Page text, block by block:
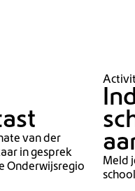
van der
in gesprek
Onderwijsregio
Meld